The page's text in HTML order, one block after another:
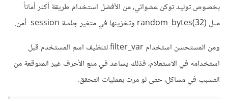
بخصوص توليد توكن عشوائي، من الأفضل استخدام طريقة أكثر أماناً
مثل random_bytes(32) وتخزينها في متغير جلسة session أمن.
ومن المستحسن استخدام filter_var لتنظيف اسم المستخدم قبل
استخدامه في الاستعلام، فذلك يساعد في منع الأحرف غير المتوقعة من
التسبب في مشاكل، حتى لو مرت بعمليات التحقق.